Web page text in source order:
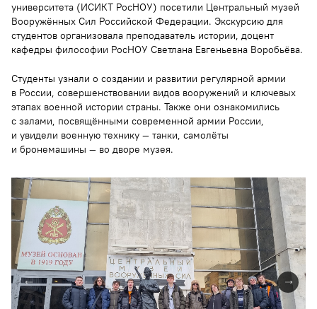
университета (ИСИКТ РосНОУ) посетили Центральный музей
Вооружённых Сил Российской Федерации. Экскурсию для
студентов организовала преподаватель истории, доцент
кафедры философии РосНОУ Светлана Евгеньевна Воробьёва.
Студенты узнали о создании и развитии регулярной армии
в России, совершенствовании видов вооружений и ключевых
этапах военной истории страны. Также они ознакомились
с залами, посвящёнными современной армии России,
и увидели военную технику — танки, самолёты
и бронемашины — во дворе музея.